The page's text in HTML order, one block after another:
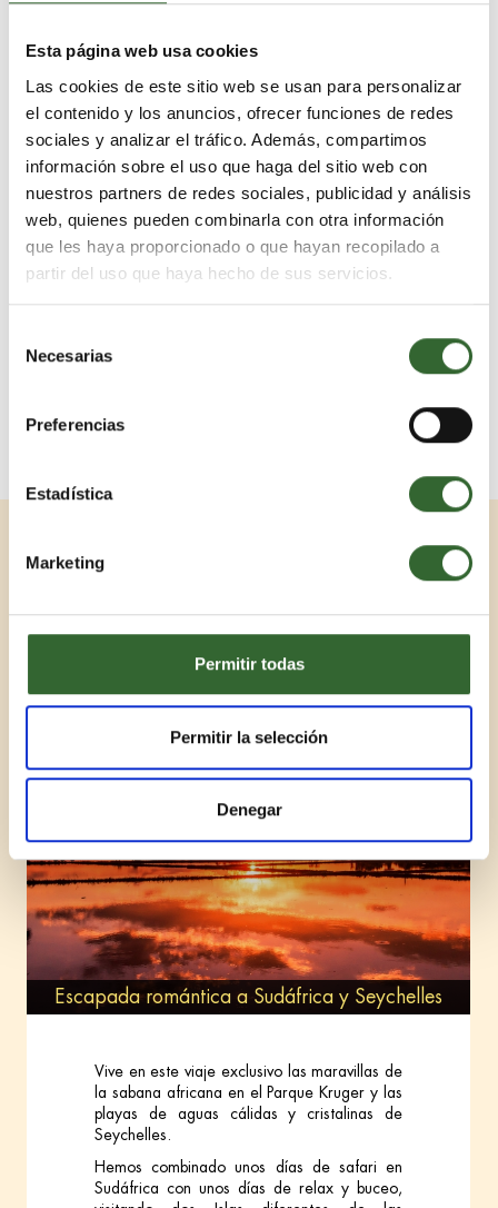
Esta página web usa cookies
Las cookies de este sitio web se usan para personalizar
el contenido y los anuncios, ofrecer funciones de redes
sociales y analizar el tráfico. Además, compartimos
información sobre el uso que haga del sitio web con
nuestros partners de redes sociales, publicidad y análisis
web, quienes pueden combinarla con otra información
que les haya proporcionado o que hayan recopilado a
partir del uso que haya hecho de sus servicios.
Necesarias
Preferencias
Estadística
Marketing
Permitir todas
Permitir la selección
Denegar
"Gracias Aventura África por ayudarme a
cumplir el sueño de mi infancia. Fue una
experiencia..."
Elisa Darre, España
1 / 2
Vive en este viaje exclusivo las maravillas de
la sabana africana en el Parque Kruger y las
playas de aguas cálidas y cristalinas de
Seychelles.
Hemos combinado unos días de safari en
Sudáfrica con unos días de relax y buceo,
Escapada romántica a Sudáfrica y Seychelles